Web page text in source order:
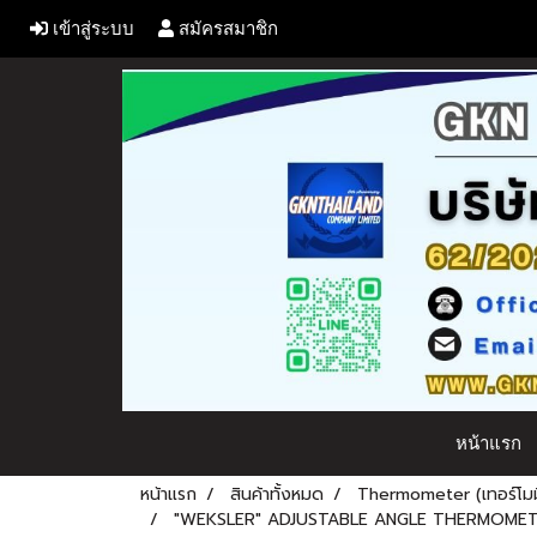
เข้าสู่ระบบ สมัครสมาชิก
หน้าแรก
หน้าแรก สินค้าทั้งหมด
Thermometer (เทอร์โ
"WEKSLER" ADJUSTABLE ANGLE